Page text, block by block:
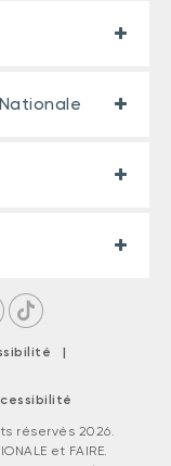
|
réservés 2026.
et FAIRE.